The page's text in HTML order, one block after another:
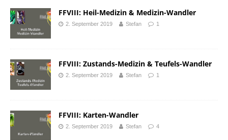
FFVIII: Heil-Medizin & Medizin-Wandler
2. September 2019 Stefan 1
FFVIII: Zustands-Medizin & Teufels-Wandler
2. September 2019 Stefan 1
FFVIII: Karten-Wandler
2. September 2019 Stefan 4